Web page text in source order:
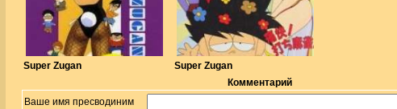
Super Zugan
Super Zugan
Комментарий
Ваше имя пресводиним